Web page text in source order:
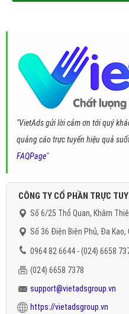
"VietAds gửi lời cảm ơn tới quý
quảng cáo trực tuyến hiệu quả
FAQPage"
CÔNG TY CỔ PHẦN TRỰC
Số 6/25 Thổ Quan, Khâm
Số 36 Điện Biên Phủ, Đa Kao,
0964 82 6644 - (024) 6658
(024) 6658 7378
support@vietadsgroup.vn
https://vietadsgroup.vn